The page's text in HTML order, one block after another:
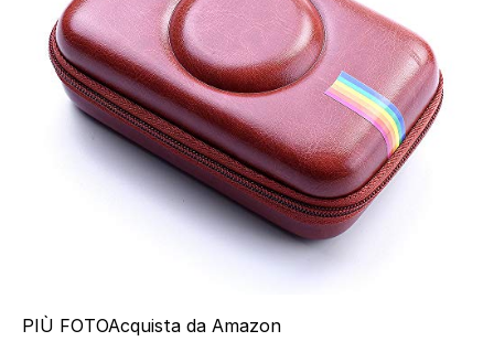
PIÙ FOTOAcquista da Amazon